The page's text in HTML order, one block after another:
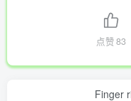
点赞83
Finger